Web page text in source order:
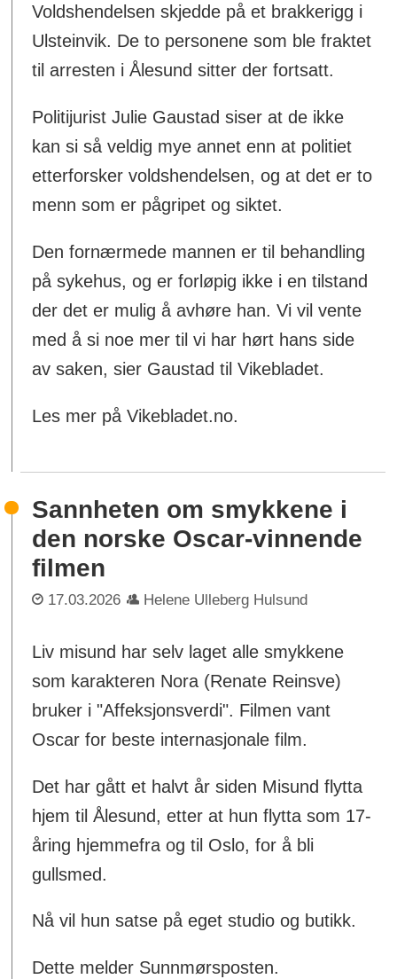
Voldshendelsen skjedde på et brakkerigg i
Ulsteinvik. De to personene som ble fraktet
til arresten i Ålesund sitter der fortsatt.
Politijurist Julie Gaustad siser at de ikke
kan si så veldig mye annet enn at politiet
etterforsker voldshendelsen, og at det er to
menn som er pågripet og siktet.
Den fornærmede mannen er til behandling
på sykehus, og er forløpig ikke i en tilstand
der det er mulig å avhøre han. Vi vil vente
med å si noe mer til vi har hørt hans side
av saken, sier Gaustad til Vikebladet.
Les mer på Vikebladet.no.
Sannheten om smykkene i
den norske Oscar-vinnende
filmen
17.03.2026 Helene Ulleberg Hulsund
Liv misund har selv laget alle smykkene
som karakteren Nora (Renate Reinsve)
bruker i "Affeksjonsverdi". Filmen vant
Oscar for beste internasjonale film.
Det har gått et halvt år siden Misund flytta
hjem til Ålesund, etter at hun flytta som 17-
åring hjemmefra og til Oslo, for å bli
gullsmed.
Nå vil hun satse på eget studio og butikk.
Dette melder Sunnmørsposten.